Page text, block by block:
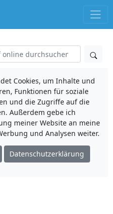
Cookies, um Inhalte und
Funktionen für soziale
und die Zugriffe auf die
Außerdem gebe ich
meiner Website an meine
und Analysen weiter.
Datenschutzerklärung